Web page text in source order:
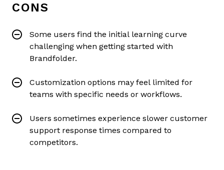
CONS
Some users find the initial learning curve
challenging when getting started with
Brandfolder.
Customization options may feel limited for
teams with specific needs or workflows.
Users sometimes experience slower customer
support response times compared to
competitors.